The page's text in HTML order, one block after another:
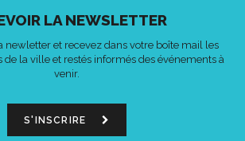
LA NEWSLETTER
newletter et recevez dans votre boîte mail les
de la ville et restés informés des événements à
venir.
S'INSCRIRE